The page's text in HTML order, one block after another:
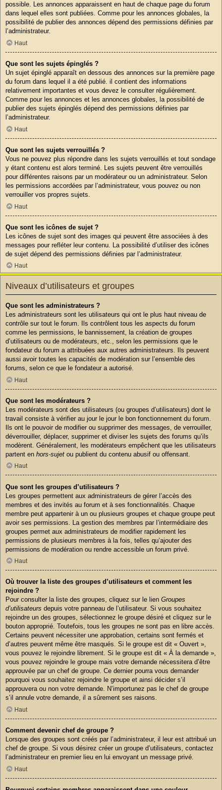
possible. Les annonces apparaissent en haut de chaque page du forum
dans lequel elles sont publiées. Comme pour les annonces globales, la
possibilité de publier des annonces dépend des permissions définies par
l’administrateur.
Haut
Que sont les sujets épinglés ?
Un sujet épinglé apparaît en dessous des annonces sur la première page
du forum dans lequel il a été publié. il contient des informations
relativement importantes et vous devez le consulter régulièrement.
Comme pour les annonces et les annonces globales, la possibilité de
publier des sujets épinglés dépend des permissions définies par
l’administrateur.
Haut
Que sont les sujets verrouillés ?
Vous ne pouvez plus répondre dans les sujets verrouillés et tout sondage
y étant contenu est alors terminé. Les sujets peuvent être verrouillés
pour différentes raisons par un modérateur ou un administrateur. Selon
les permissions accordées par l’administrateur, vous pouvez ou non
verrouiller vos propres sujets.
Haut
Que sont les icônes de sujet ?
Les icônes de sujet sont des images qui peuvent être associées à des
messages pour refléter leur contenu. La possibilité d’utiliser des icônes
de sujet dépend des permissions définies par l’administrateur.
Haut
Niveaux d’utilisateurs et groupes
Que sont les administrateurs ?
Les administrateurs sont les utilisateurs qui ont le plus haut niveau de
contrôle sur tout le forum. Ils contrôlent tous les aspects du forum
comme les permissions, le bannissement, la création de groupes
d’utilisateurs ou de modérateurs, etc., selon les permissions que le
fondateur du forum a attribuées aux autres administrateurs. Ils peuvent
aussi avoir toutes les capacités de modération sur l’ensemble des
forums, selon ce que le fondateur a autorisé.
Haut
Que sont les modérateurs ?
Les modérateurs sont des utilisateurs (ou groupes d’utilisateurs) dont le
travail consiste à vérifier au jour le jour le bon fonctionnement du forum.
Ils ont le pouvoir de modifier ou supprimer des messages, de verrouiller,
déverrouiller, déplacer, supprimer et diviser les sujets des forums qu’ils
modèrent. Généralement, les modérateurs empêchent que les utilisateurs
partent en hors-sujet ou publient du contenu abusif ou offensant.
Haut
Que sont les groupes d’utilisateurs ?
Les groupes permettent aux administrateurs de gérer l’accès des
membres et des invités au forum et à ses fonctionnalités. Chaque
membre peut appartenir à un ou plusieurs groupes et chaque groupe peut
avoir ses permissions. La gestion des membres par l’intermédiaire des
groupes permet aux administrateurs de modifier rapidement les
permissions de plusieurs membres à la fois, telles qu’ajouter des
permissions de modération ou rendre accessible un forum privé.
Haut
Où trouver la liste des groupes d’utilisateurs et comment les
rejoindre ?
Pour consulter la liste des groupes, cliquez sur le lien Groupes
d’utilisateurs depuis votre panneau de l’utilisateur. Si vous souhaitez
rejoindre un des groupes, sélectionnez le groupe désiré et cliquez sur le
bouton approprié. Toutefois, tous les groupes ne sont pas en libre accès.
Certains peuvent nécessiter une approbation, certains sont fermés et
d’autres peuvent même être masqués. Si le groupe est dit « Ouvert »,
vous pouvez le rejoindre librement. Si le groupe est dit « À la demande »,
vous pouvez rejoindre le groupe mais votre demande nécessitera d’être
approuvée par un chef de groupe. Ce dernier pourra vous demander
pourquoi vous souhaitez rejoindre le groupe et ainsi décider s’il
approuvera ou non votre demande. N’importunez pas le chef de groupe
s’il annule votre demande, il a sûrement ses raisons.
Haut
Comment devenir chef de groupe ?
Lorsque des groupes sont créés par l’administrateur, il leur est attribué un
chef de groupe. Si vous désirez créer un groupe d’utilisateurs, contactez
l’administrateur en premier lieu en lui envoyant un message privé.
Haut